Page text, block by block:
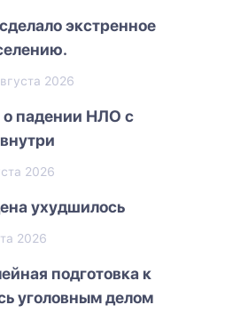
экстренное
2026
о падении НЛО с
2026
ухудшилось
2026
подготовка к
уголовным делом